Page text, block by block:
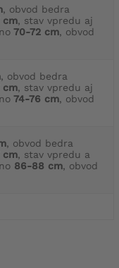
, obvod bedra
cm, stav vpredu aj
70-72 cm, obvod
, obvod bedra
cm, stav vpredu aj
74-76 cm, obvod
, obvod bedra
cm, stav vpredu a
86-88 cm, obvod